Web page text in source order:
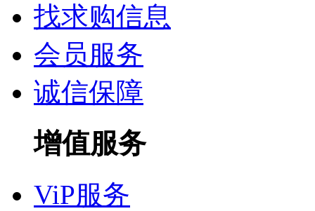
找求购信息
会员服务
诚信保障
增值服务
ViP服务